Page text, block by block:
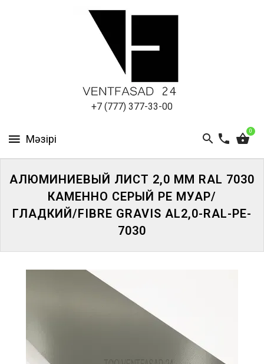
+7 (777) 377-33-00
0
ПАНЕЛИ
АЛЮМИНИЕВЫЙ ЛИСТ 2,0 ММ RAL 7030
КАМЕННО СЕРЫЙ PE МУАР/
ГЛАДКИЙ/FIBRE GRAVIS AL2,0-RAL-PE-
7030